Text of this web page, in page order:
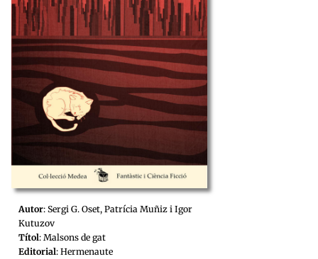
Autor: Sergi G. Oset, Patrícia Muñiz i Igor
Kutuzov
Títol : Malsons de gat
Editorial : Hermenaute